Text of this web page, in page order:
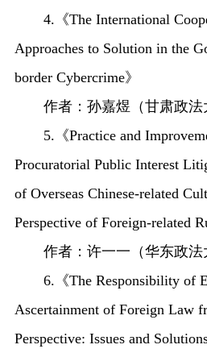
4.《The International
Approaches to Solution in the
border Cybercrime》
作者：孙嘉煜（甘肃政法
5.《Practice and
Procuratorial Public Interest
of Overseas Chinese-related
Perspective of Foreign-related
作者：许一一（华东政法
6.《The Responsibility of
Ascertainment of Foreign Law
Perspective: Issues and Solutions